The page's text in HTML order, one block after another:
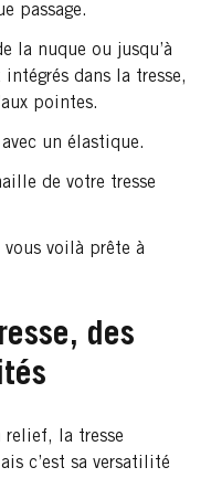
passage.
la nuque ou jusqu’à
dans la tresse,
pointes.
un élastique.
de votre tresse
voilà prête à
des
relief, la tresse
c’est sa versatilité